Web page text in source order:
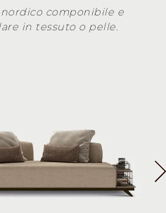
nordico componibile e
in tessuto o pelle.